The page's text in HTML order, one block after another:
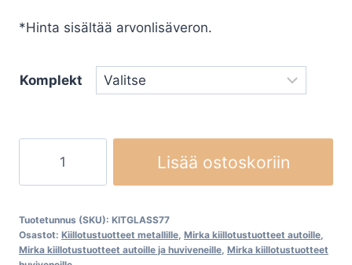
-
€156,24
*Hinta sisältää arvonlisäveron.
Komplekt
lasinhiontasetti
määrä
Lisää ostoskoriin
Tuotetunnus (SKU): KITGLASS77
Osastot: Kiillotustuotteet metallille Mirka kiillotustuotteet autoille
Mirka kiillotustuotteet autoille ja huviveneille Mirka kiillotustuotteet